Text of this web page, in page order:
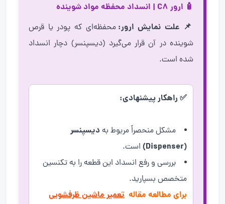
🧴 ارور C8 | انسداد محفظه مواد شوینده
📌 علت نمایش ارور: محفظه‌ای که پودر یا قرص
شوینده در آن قرار می‌گیرد (دیسپنسر) دچار انسداد
شده است.
✅ راهکار پیشنهادی:
مشکل منحصراً مربوط به دیسپنسر
(Dispenser)
است.
بررسی و رفع انسداد این قطعه را به تکنسین
متخصص بسپارید.
برای مطالعه مقاله تعمیر ماشین ظرفشویی